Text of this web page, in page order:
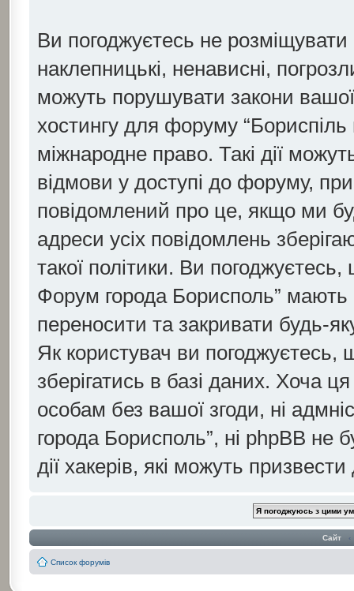
Ви погоджуєтесь не розміщувати
наклепницькі, ненависні,
можуть порушувати закони
хостингу для форуму
міжнародне право. Такі дії
відмови у доступі до форуму,
повідомлений про це, якщо ми
адреси усіх повідомлень
такої політики. Ви
Форум города Борисполь” мають
переносити та закривати будь-
Як користувач ви
зберігатись в базі даних. Хоча
особам без вашої згоди, ні
города Борисполь”, ні phpBB не
дії хакерів, які можуть
Сайт ‹
Список форумів